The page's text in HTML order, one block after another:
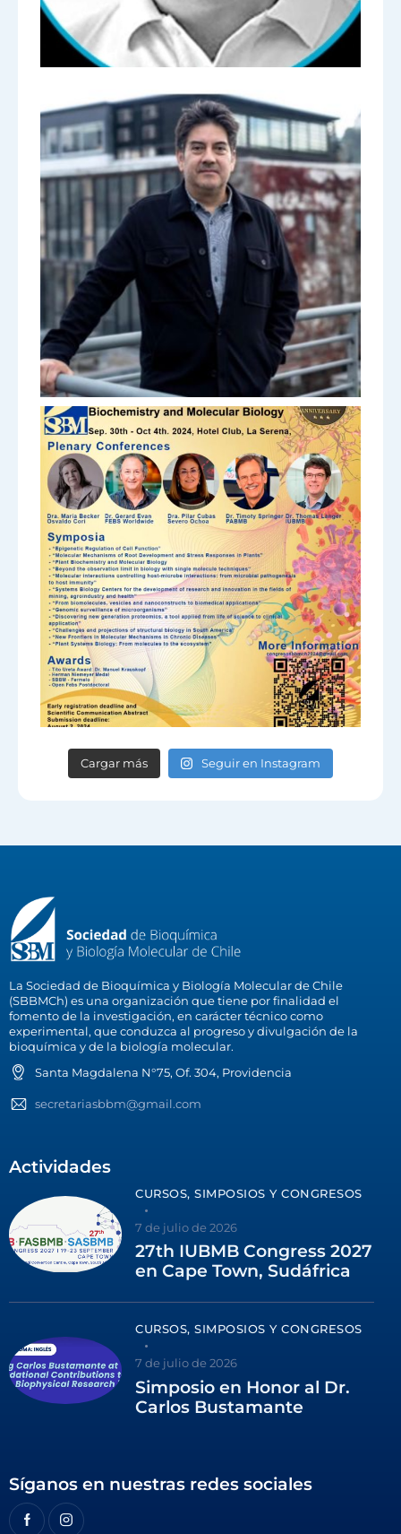
Cargar más Seguir en Instagram
La Sociedad de Bioquímica y Biología Molecular de Chile
(SBBMCh) es una organización que tiene por finalidad el
fomento de la investigación, en carácter técnico como
experimental, que conduzca al progreso y divulgación de la
bioquímica y de la biología molecular.
Santa Magdalena N°75, Of. 304, Providencia
secretariasbbm@gmail.com
Actividades
CURSOS, SIMPOSIOS Y CONGRESOS
7 de julio de 2026
27th IUBMB Congress 2027
en Cape Town, Sudáfrica
CURSOS, SIMPOSIOS Y CONGRESOS
7 de julio de 2026
Simposio en Honor al Dr.
Carlos Bustamante
Síganos en nuestras redes sociales